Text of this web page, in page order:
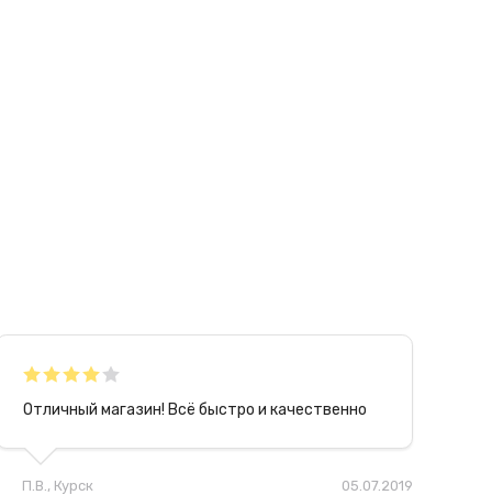
Отличный магазин! Всё быстро и качественно
П.В. , Курск 05.07.2019